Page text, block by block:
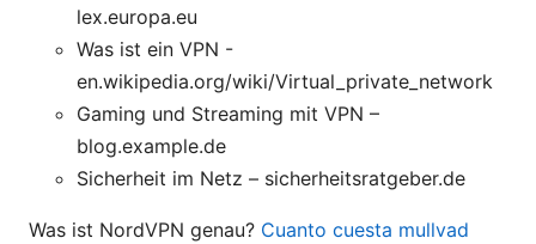
lex.europa.eu
Was ist ein VPN -
en.wikipedia.org/wiki/Virtual_private_network
Gaming und Streaming mit VPN –
blog.example.de
Sicherheit im Netz – sicherheitsratgeber.de
Was ist NordVPN genau? Cuanto cuesta mullvad